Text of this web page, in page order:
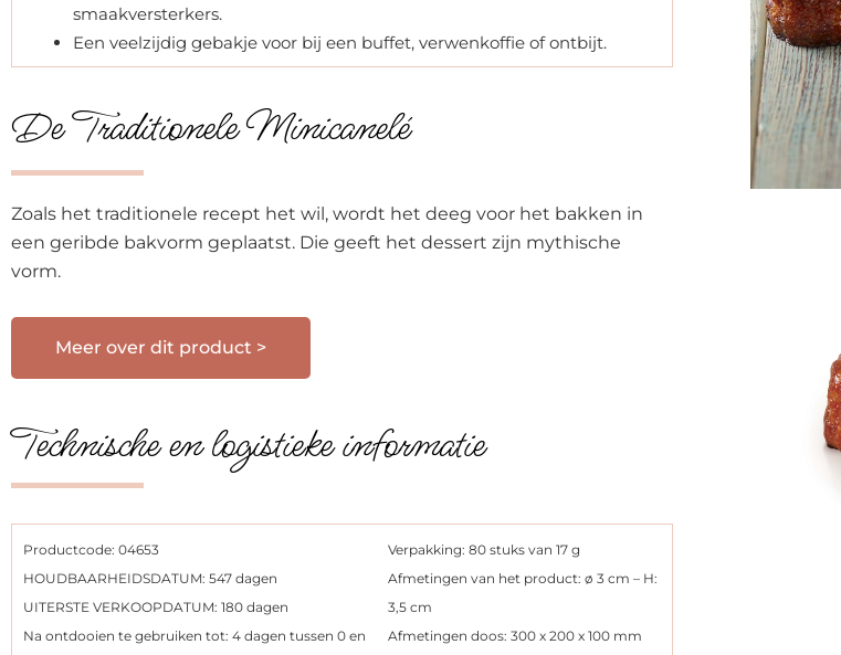
smaakversterkers.
Een veelzijdig gebakje voor bij een buffet, verwenkoffie of ontbijt.
De Traditionele Minicanelé
Zoals het traditionele recept het wil, wordt het deeg voor het bakken in
een geribde bakvorm geplaatst. Die geeft het dessert zijn mythische
vorm.
Meer over dit product >
Technische en logistieke informatie
Productcode: 04653
HOUDBAARHEIDSDATUM: 547 dagen
UITERSTE VERKOOPDATUM: 180 dagen
Na ontdooien te gebruiken tot: 4 dagen tussen 0 en
Verpakking: 80 stuks van 17 g
Afmetingen van het product: ø 3 cm – H:
3,5 cm
Afmetingen doos: 300 x 200 x 100 mm